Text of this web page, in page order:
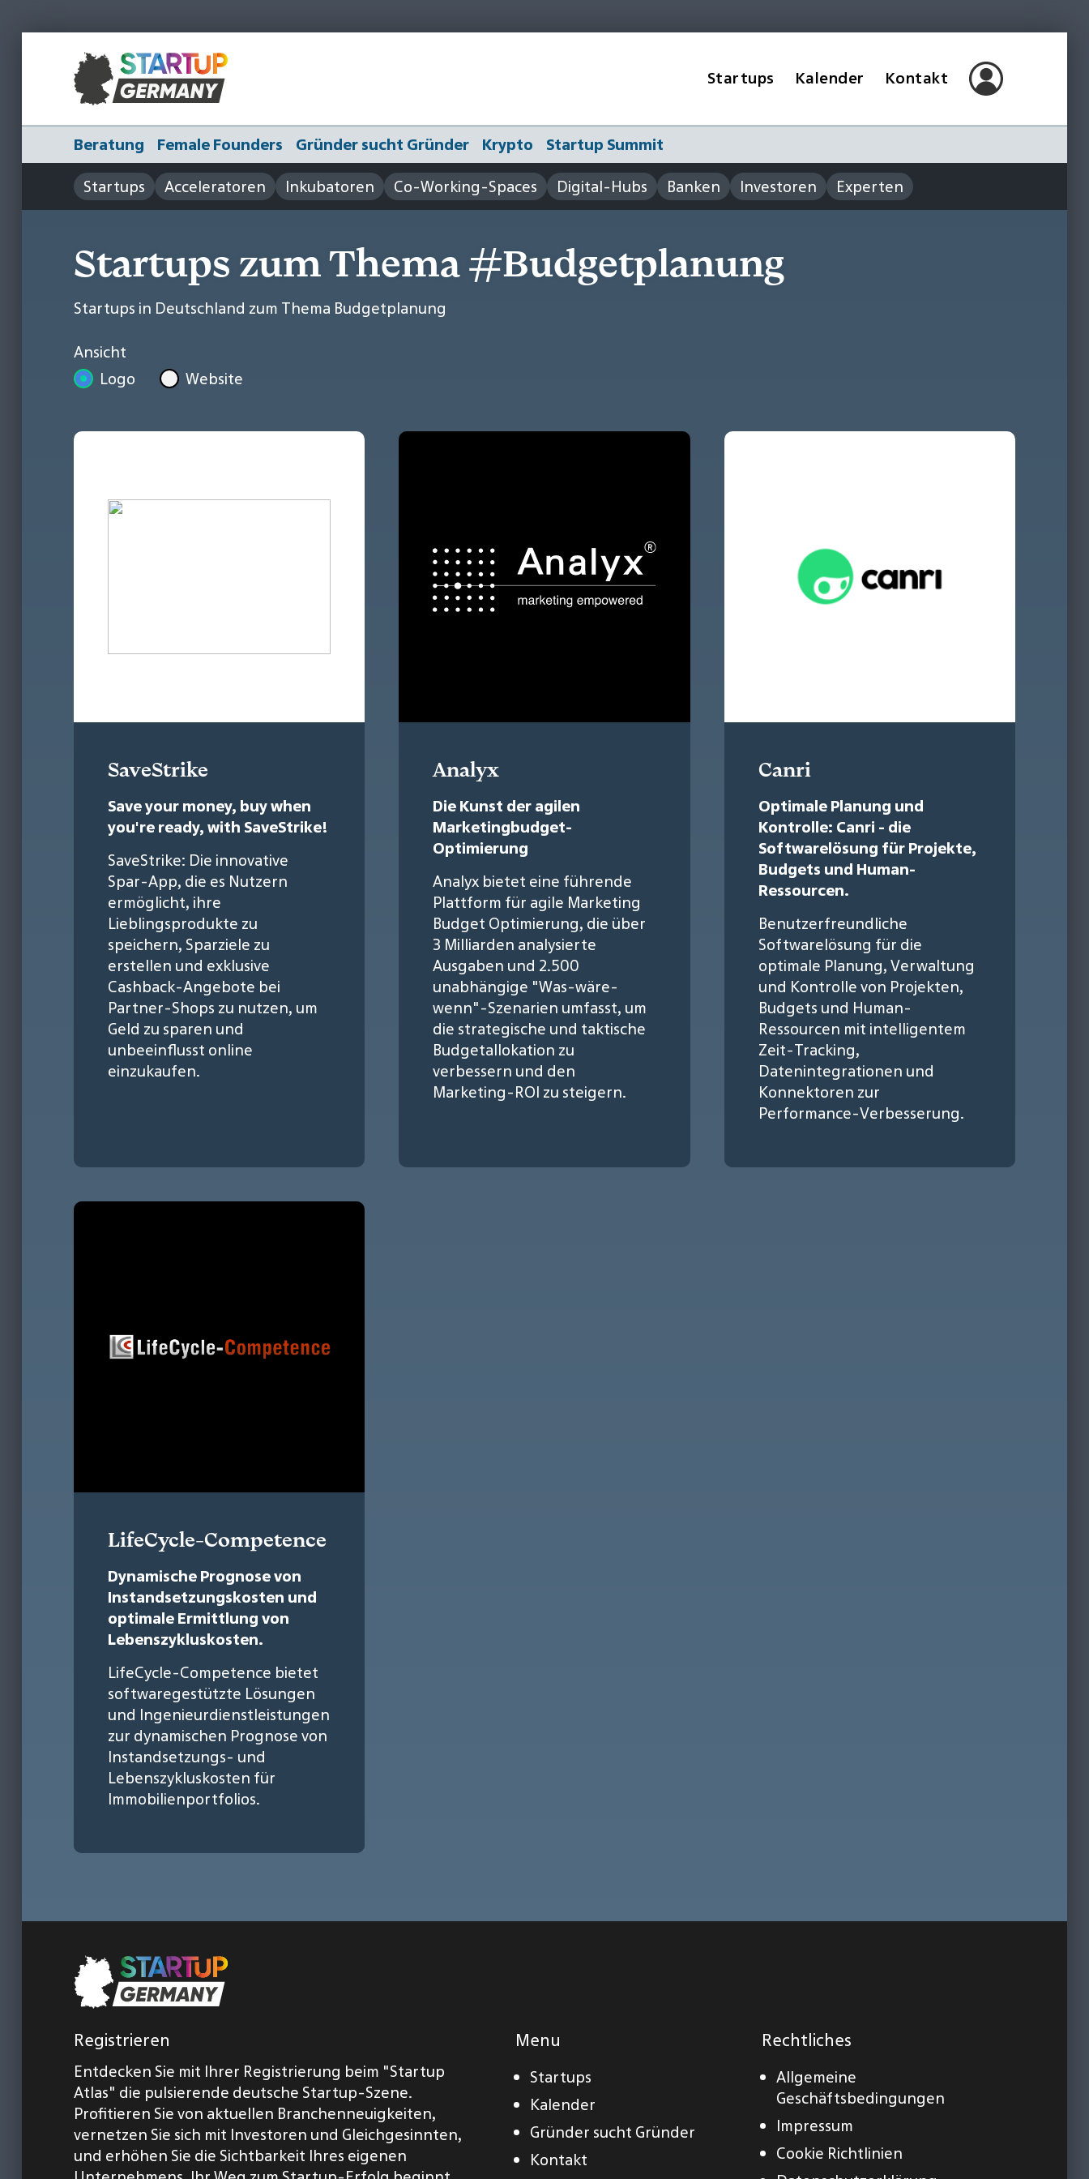
Startups Kalender Kontakt
Beratung Female Founders Gründer sucht Gründer Krypto
Startup Summit
Startups
Acceleratoren Inkubatoren Co-Working-Spaces Digital-Hubs Banken Investoren Experten
Startups zum Thema #Budgetplanung
Startups in Deutschland zum Thema Budgetplanung
Ansicht
Logo
Website
SaveStrike
Save your money, buy when
you're ready, with SaveStrike!
SaveStrike: Die innovative
Spar-App, die es Nutzern
ermöglicht, ihre
Lieblingsprodukte zu
speichern, Sparziele zu
erstellen und exklusive
Cashback-Angebote bei
Partner-Shops zu nutzen, um
Geld zu sparen und
unbeeinflusst online
einzukaufen.
Analyx
Die Kunst der agilen
Marketingbudget-
Optimierung
Analyx bietet eine führende
Plattform für agile Marketing
Budget Optimierung, die über
3 Milliarden analysierte
Ausgaben und 2.500
unabhängige "Was-wäre-
wenn"-Szenarien umfasst, um
die strategische und taktische
Budgetallokation zu
verbessern und den
Marketing-ROI zu steigern.
Canri
Optimale Planung und
Kontrolle: Canri - die
Softwarelösung für Projekte,
Budgets und Human-
Ressourcen.
Benutzerfreundliche
Softwarelösung für die
optimale Planung, Verwaltung
und Kontrolle von Projekten,
Budgets und Human-
Ressourcen mit intelligentem
Zeit-Tracking,
Datenintegrationen und
Konnektoren zur
Performance-Verbesserung.
LifeCycle-Competence
Dynamische Prognose von
Instandsetzungskosten und
optimale Ermittlung von
Lebenszykluskosten.
LifeCycle-Competence bietet
softwaregestützte Lösungen
und Ingenieurdienstleistungen
zur dynamischen Prognose von
Instandsetzungs- und
Lebenszykluskosten für
Immobilienportfolios.
Registrieren
Entdecken Sie mit Ihrer Registrierung beim "Startup
Atlas" die pulsierende deutsche Startup-Szene.
Profitieren Sie von aktuellen Branchenneuigkeiten,
vernetzen Sie sich mit Investoren und Gleichgesinnten,
und erhöhen Sie die Sichtbarkeit Ihres eigenen
Menu
Startups
Kalender
Gründer sucht Gründer
Kontakt
Rechtliches
Allgemeine
Geschäftsbedingungen
Impressum
Cookie Richtlinien